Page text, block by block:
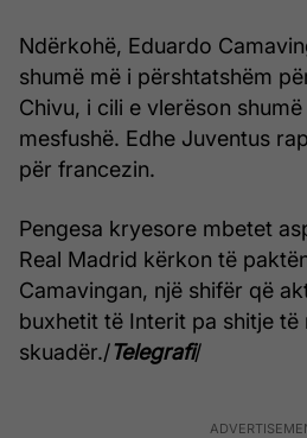
Ndërkohë, Eduardo
shumë më i përshtatshëm
Chivu, i cili e vlerëson
mesfushë. Edhe Juventus
për francezin.
Pengesa kryesore mbetet
Real Madrid kërkon të
Camavingan, një shifër që
buxhetit të Interit pa shitje të
skuadër./Telegrafi/